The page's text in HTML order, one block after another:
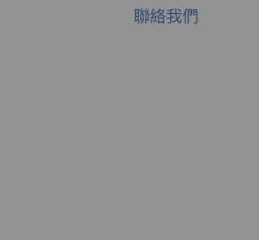
聯絡我們